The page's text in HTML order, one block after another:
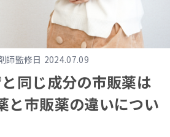
師監修日 2024.07.09
同じ成分の市販薬は
と市販薬の違いについ